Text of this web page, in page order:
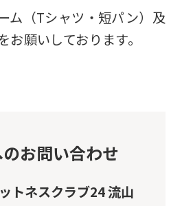
ム（Tシャツ・短パン）及
願いしております。
お問い合わせ
トネスクラブ24 流山